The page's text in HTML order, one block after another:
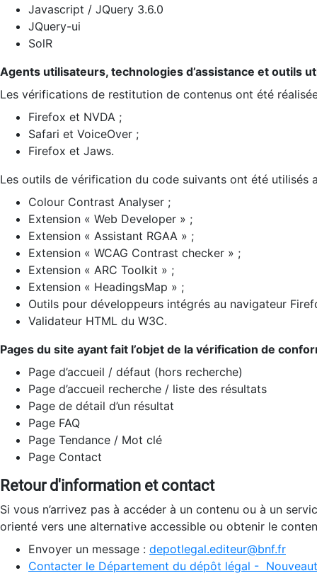
Javascript / JQuery 3.6.0
JQuery-ui
SolR
Agents utilisateurs, technologies d’assistance et outils
Les vérifications de restitution de contenus ont été
Firefox et NVDA ;
Safari et VoiceOver ;
Firefox et Jaws.
Les outils de vérification du code suivants ont été utilisés
Colour Contrast Analyser ;
Extension « Web Developer » ;
Extension « Assistant RGAA » ;
Extension « WCAG Contrast checker » ;
Extension « ARC Toolkit » ;
Extension « HeadingsMap » ;
Outils pour développeurs intégrés au navigateur
Validateur HTML du W3C.
Pages du site ayant fait l’objet de la vérification de
Page d’accueil / défaut (hors recherche)
Page d’accueil recherche / liste des résultats
Page de détail d’un résultat
Page FAQ
Page Tendance / Mot clé
Page Contact
Retour d'information et contact
Si vous n’arrivez pas à accéder à un contenu ou à un
orienté vers une alternative accessible ou obtenir le
Envoyer un message : depotlegal.editeur@bnf.fr
Contacter le Département du dépôt légal -